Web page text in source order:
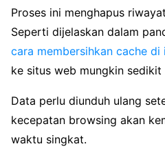
Proses ini menghapus
Seperti dijelaskan dalam
cara membersihkan cache di
ke situs web mungkin sedikit
Data perlu diunduh ulang
kecepatan browsing akan
waktu singkat.